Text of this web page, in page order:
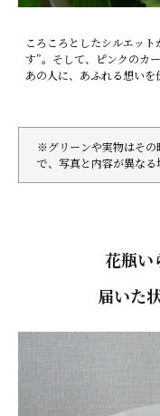
ころころとしたシルエッ
す”。そして、ピンクのカ
あの人に、あふれる想いを
※グリーンや実物はその
で、写真と内容が異なる
花瓶い
届いた